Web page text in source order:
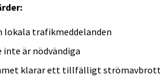
lokala trafikmeddelanden
inte är nödvändiga
klarar ett tillfälligt